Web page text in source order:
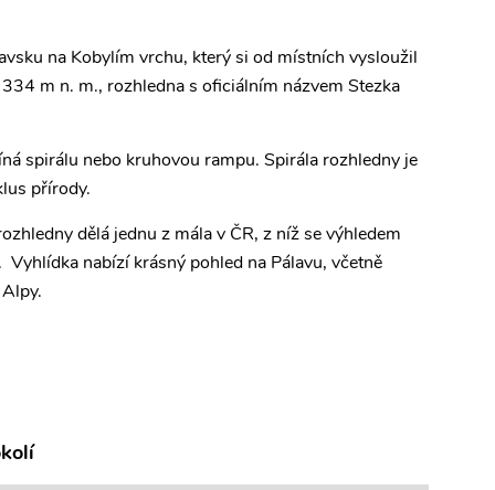
na Kobylím vrchu, který si od místních vysloužil
m n. m., rozhledna s oficiálním názvem Stezka
spirálu nebo kruhovou rampu. Spirála rozhledny je
přírody.
dělá jednu z mála v ČR, z níž se výhledem
nabízí krásný pohled na Pálavu, včetně